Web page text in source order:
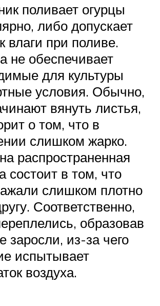
поливает огурцы
либо допускает
влаги при поливе.
не обеспечивает
для культуры
условия. Обычно,
вянуть листья,
о том, что в
слишком жарко.
распространенная
состоит в том, что
слишком плотно
Соответственно,
образовав
заросли, из-за чего
испытывает
воздуха.